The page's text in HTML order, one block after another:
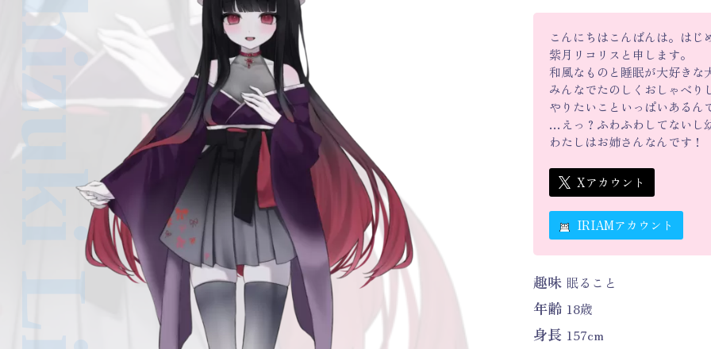
こんにちはこんばんは。はじ
紫月リコリスと申します。
和風なものと睡眠が大好き
みんなでたのしくおしゃべり
やりたいこといっぱいあるん
…えっ？ふわふわしてないし
わたしはお姉さんなんです！
Xアカウント
IRIAMアカウント
趣味 眠ること
年齢 18歳
身長 157cm